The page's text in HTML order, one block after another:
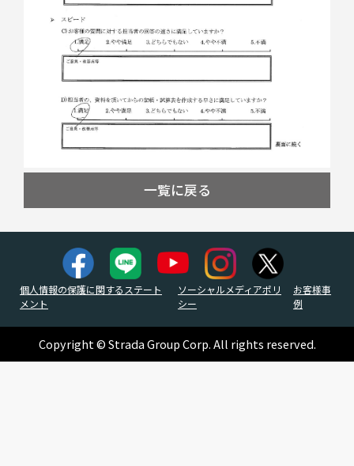
一覧に戻る
個人情報の保護に関するステート
メント
ソーシャルメディアポリ
シー
お客様事
例
Copyright © Strada Group Corp. All rights reserved.